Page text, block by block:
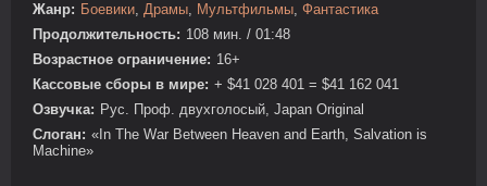
Жанр: Боевики, Драмы, Мультфильмы, Фантастика
Продолжительность: 108 мин. / 01:48
Возрастное ограничение: 16+
Кассовые сборы в мире: + $41 028 401 = $41 162 041
Озвучка: Рус. Проф. двухголосый, Japan Original
Слоган: «In The War Between Heaven and Earth, Salvation is
Machine»